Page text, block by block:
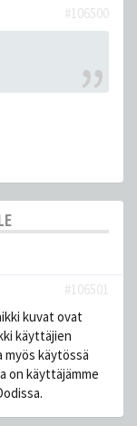
#106500
#106501
kuvat ovat
käyttäjien
myös käytössä
on käyttäjämme